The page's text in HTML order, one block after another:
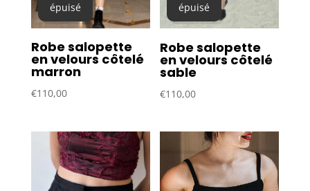
épuisé
Robe salopette
en velours côtelé
marron
€110,00
épuisé
Robe salopette
en velours côtelé
sable
€110,00